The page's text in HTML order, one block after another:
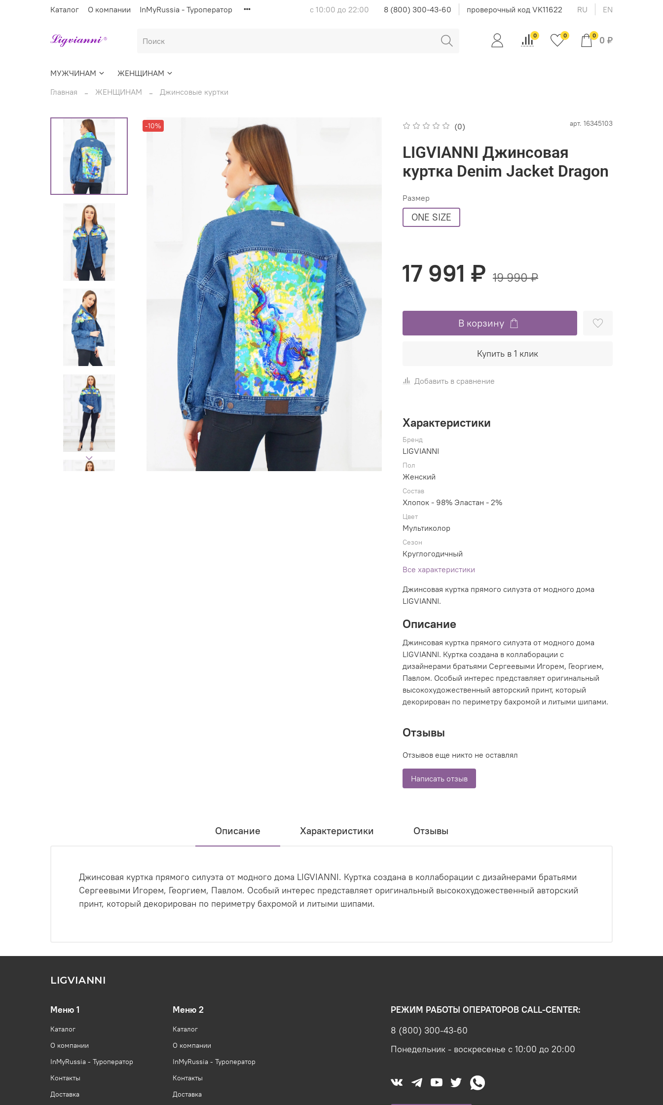
Каталог О компании InMyRussia - Туроператор с 10:00 до 22:00 8 (800) 300-43-60 проверочный код VK11622 RU EN
0 0 0 0 ₽
МУЖЧИНАМ
ЖЕНЩИНАМ
Главная
ЖЕНЩИНАМ Джинсовые куртки
-10% (0) арт. 16345103
LIGVIANNI Джинсовая
куртка Denim Jacket Dragon
Размер
ONE SIZE
17 991 ₽ 19 990 ₽
В корзину
Купить в 1 клик
Добавить в сравнение
Характеристики
Бренд
LIGVIANNI
Пол
Женский
Состав
Хлопок - 98% Эластан - 2%
Цвет
Мультиколор
Сезон
Круглогодичный
Все характеристики
Джинсовая куртка прямого силуэта от модного дома
LIGVIANNI.
Описание
Джинсовая куртка прямого силуэта от модного дома
LIGVIANNI. Куртка создана в коллаборации с
дизайнерами братьями Сергеевыми Игорем, Георгием,
Павлом. Особый интерес представляет оригинальный
высокохудожественный авторский принт, который
декорирован по периметру бахромой и литыми шипами.
Отзывы
Отзывов еще никто не оставлял
Написать отзыв
Описание Характеристики Отзывы
Джинсовая куртка прямого силуэта от модного дома LIGVIANNI. Куртка создана в коллаборации с дизайнерами братьями
Сергеевыми Игорем, Георгием, Павлом. Особый интерес представляет оригинальный высокохудожественный авторский
принт, который декорирован по периметру бахромой и литыми шипами.
LIGVIANNI
Меню 1
Каталог
О компании
InMyRussia - Туроператор
Контакты
Доставка
Меню 2
Каталог
О компании
InMyRussia - Туроператор
Контакты
Доставка
РЕЖИМ РАБОТЫ ОПЕРАТОРОВ CALL-CENTER:
8 (800) 300-43-60
Понедельник - воскресенье с 10:00 до 20:00